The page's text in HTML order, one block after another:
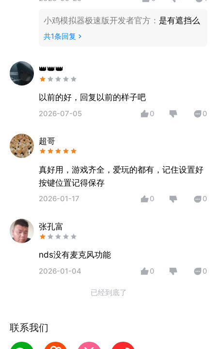
小鸡模拟器极速版开发者官方： 是有遮挡么
共1条回复
👑👑👑
以前的好，回复以前的样子吧
2026-07-05 0 0
超哥
真好用，游戏齐全，爱玩的都有，记住设置好
按键位置记得保存
2026-01-17 0 0
张孔富
nds没有麦克风功能
2026-01-04 0 0
已经到底了
联系我们